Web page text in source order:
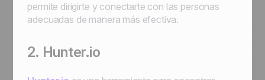
permite dirigirte y conectarte con las personas
adecuadas de manera más efectiva.
2. Hunter.io